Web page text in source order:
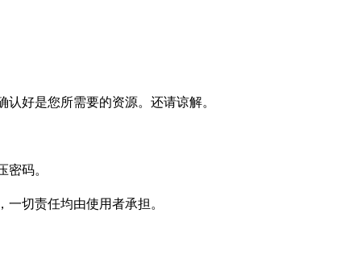
好是您所需要的资源。还请谅解。
码。
切责任均由使用者承担。